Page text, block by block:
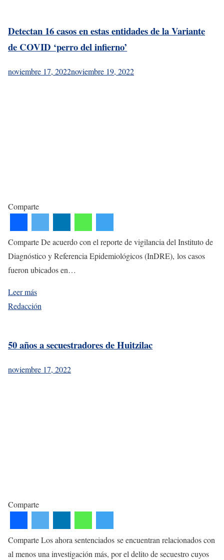
Detectan 16 casos en estas entidades de la Variante
de COVID ‘perro del infierno’
noviembre 17, 2022noviembre 19, 2022
Comparte
Comparte De acuerdo con el reporte de vigilancia del Instituto de
Diagnóstico y Referencia Epidemiológicos (InDRE), los casos
fueron ubicados en…
Leer más
Redacción
50 años a secuestradores de Huitzilac
noviembre 17, 2022
Comparte
Comparte Los ahora sentenciados se encuentran relacionados con
al menos una investigación más, por el delito de secuestro cuyos